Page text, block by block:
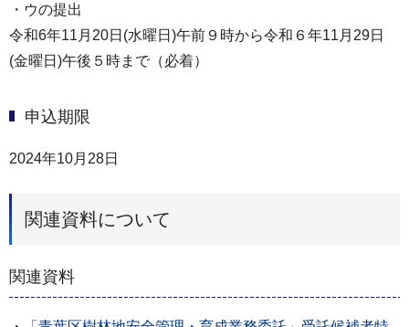
・ウの提出
令和6年11月20日(水曜日)午前９時から令和６年11月29日
(金曜日)午後５時まで（必着）
申込期限
2024年10月28日
関連資料について
関連資料